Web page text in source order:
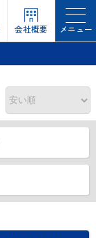
会社概要 メニュー